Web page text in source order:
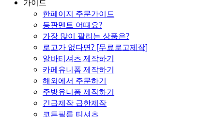
가이드
한페이지 주문가이드
등판멘트 어때요?
가장 많이 팔리는 상품은?
로고가 없다면? [무료로고제작]
알바티셔츠 제작하기
카페유니폼 제작하기
해외에서 주문하기
주방유니폼 제작하기
긴급제작 급한제작
코튼필름 티셔츠